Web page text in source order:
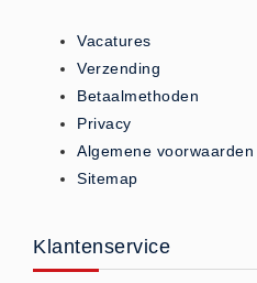
Brandmelders - Algemeen (1)
Brandvertragend
Brandvertragend (9)
Brandwondmaterialen
Algemeen (9)
Vacatures
Verzending
Betaalmethoden
Privacy
Algemene voorwaarden
Sitemap
Klantenservice